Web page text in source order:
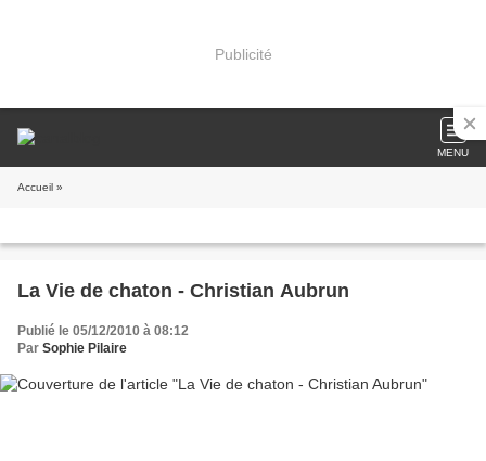
Publicité
MENU
Accueil »
La Vie de chaton - Christian Aubrun
Publié le 05/12/2010 à 08:12
Par Sophie Pilaire